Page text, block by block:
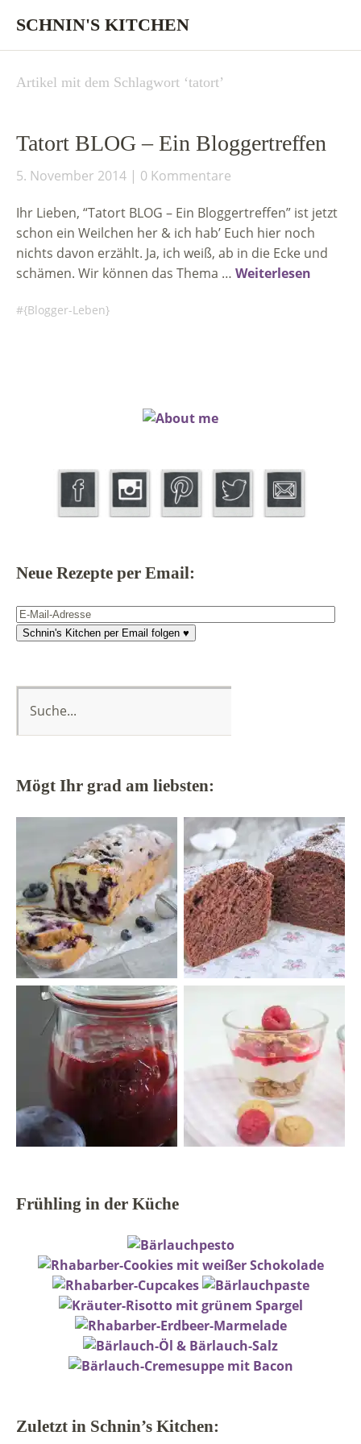
SCHNIN'S KITCHEN
Artikel mit dem Schlagwort ‘tatort’
Tatort BLOG – Ein Bloggertreffen
5. November 2014 0 Kommentare
Ihr Lieben, “Tatort BLOG – Ein Bloggertreffen” ist jetzt
schon ein Weilchen her & ich hab’ Euch hier noch
nichts davon erzählt. Ja, ich weiß, ab in die Ecke und
schämen. Wir können das Thema … Weiterlesen
{Blogger-Leben}
Neue Rezepte per Email:
E-
Mail-
Schnin's Kitchen per Email folgen ♥
Mögt Ihr grad am liebsten:
Frühling in der Küche
Zuletzt in Schnin’s Kitchen: